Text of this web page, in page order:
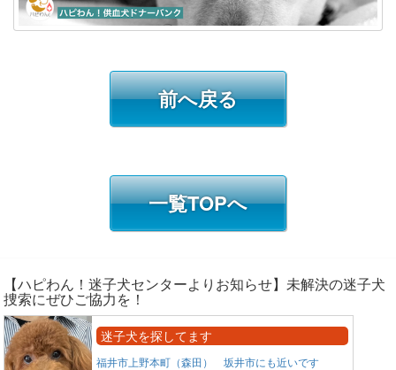
前へ戻る
一覧TOPへ
【ハピわん！迷子犬センターよりお知らせ】未解決の迷子犬
捜索にぜひご協力を！
迷子犬を探してます
福井市上野本町（森田） 坂井市にも近いです